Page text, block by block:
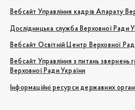
Вебсайт Управління кадрів Апарату
Дослідницька служба Верховної Ради
Вебсайт Освітній Центр Верховної
Вебсайт Управління з питань
Верховної Ради України
Інформаційні ресурси державних